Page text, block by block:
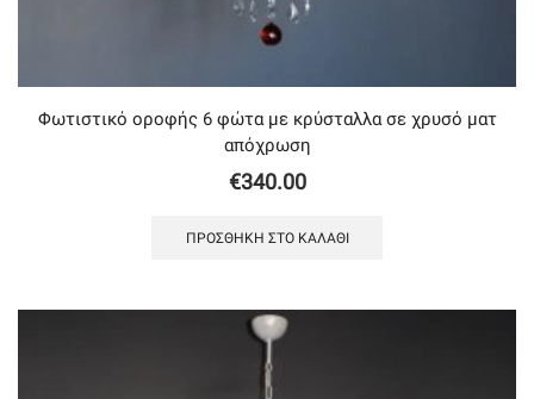
Φωτιστικό οροφής 6 φώτα με κρύσταλλα σε χρυσό ματ
απόχρωση
€340.00
ΠΡΟΣΘΉΚΗ ΣΤΟ ΚΑΛΆΘΙ